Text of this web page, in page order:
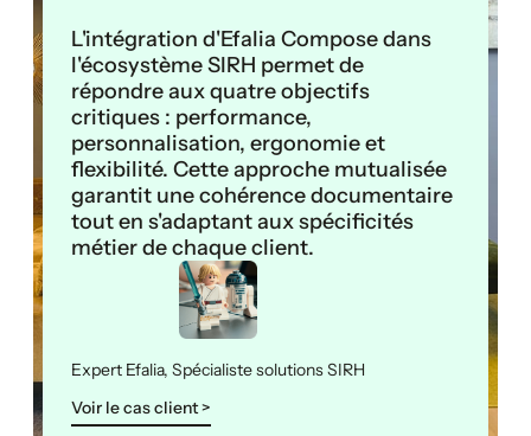
L'intégration d'Efalia Compose dans
l'écosystème SIRH permet de
répondre aux quatre objectifs
critiques : performance,
personnalisation, ergonomie et
flexibilité. Cette approche mutualisée
garantit une cohérence documentaire
tout en s'adaptant aux spécificités
métier de chaque client.
Expert Efalia, Spécialiste solutions SIRH
Voir le cas client >